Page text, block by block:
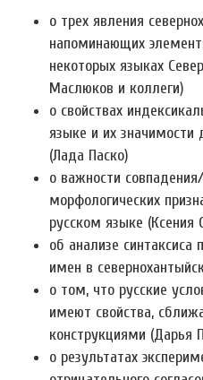
о трех явления
напоминающих
некоторых языках
Маслюков и коллеги)
о свойствах
языке и их значимости
(Лада Паско)
о важности
морфологических
русском языке (Ксения
об анализе синтаксиса
имен в
о том, что русские
имеют свойства,
конструкциями (Дарья
о результатах